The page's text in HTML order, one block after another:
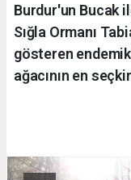
Burdur'un Bucak
Sığla Ormanı
gösteren
ağacının en